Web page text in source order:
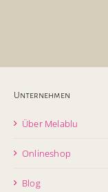
Unternehmen
Über Melablu
Onlineshop
Blog